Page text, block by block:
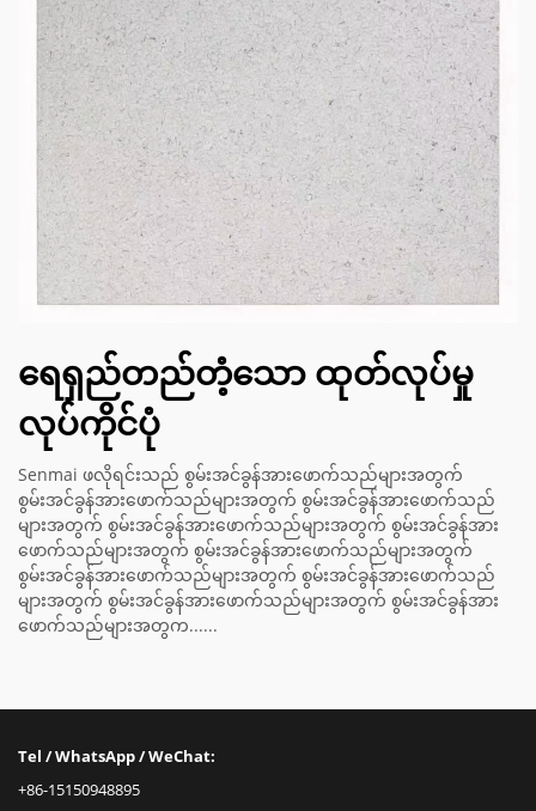
ရေရှည်တည်တံ့သော ထုတ်လုပ်မှု
လုပ်ကိုင်ပုံ
Senmai ဖလိုရင်းသည် စွမ်းအင်ခွန်အားဖောက်သည်များအတွက်
စွမ်းအင်ခွန်အားဖောက်သည်များအတွက် စွမ်းအင်ခွန်အားဖောက်သည်
များအတွက် စွမ်းအင်ခွန်အားဖောက်သည်များအတွက် စွမ်းအင်ခွန်အား
ဖောက်သည်များအတွက် စွမ်းအင်ခွန်အားဖောက်သည်များအတွက်
စွမ်းအင်ခွန်အားဖောက်သည်များအတွက် စွမ်းအင်ခွန်အားဖောက်သည်
များအတွက် စွမ်းအင်ခွန်အားဖောက်သည်များအတွက် စွမ်းအင်ခွန်အား
ဖောက်သည်များအတွက......
Tel / WhatsApp / WeChat:
+86-15150948895